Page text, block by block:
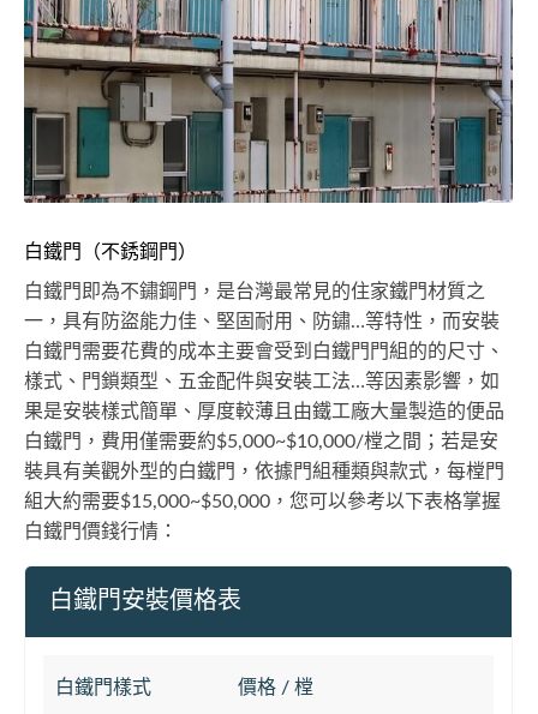
白鐵門（不銹鋼門）
白鐵門即為不鏽鋼門，是台灣最常見的住家鐵門材質之
一，具有防盜能力佳、堅固耐用、防鏽…等特性，而安裝
白鐵門需要花費的成本主要會受到白鐵門門組的的尺寸、
樣式、門鎖類型、五金配件與安裝工法…等因素影響，如
果是安裝樣式簡單、厚度較薄且由鐵工廠大量製造的便品
白鐵門，費用僅需要約$5,000~$10,000/樘之間；若是安
裝具有美觀外型的白鐵門，依據門組種類與款式，每樘門
組大約需要$15,000~$50,000，您可以參考以下表格掌握
白鐵門價錢行情：
白鐵門安裝價格表
白鐵門樣式 價格 / 樘